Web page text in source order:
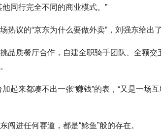
同行完全不同的商业模式。”
热议的“京东为什么要做外卖”，刘强东给出
质餐厅合作，自建全职骑手团队、全额交
起来都凑不出一张“赚钱”的表，“又是一场
闯进任何赛道，都是“鲶鱼”般的存在。